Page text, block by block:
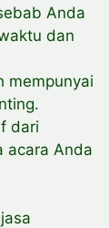
Anda
dan
mempunyai
dari
acara Anda